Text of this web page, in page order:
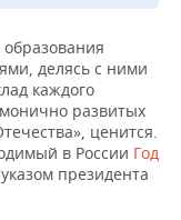
делясь с ними
каждого
развитых
ценится.
в России Год
президента